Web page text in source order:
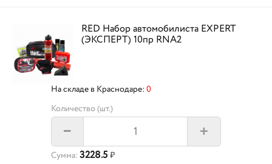
RED Набор автомобилиста EXPERT
(ЭКСПЕРТ) 10пр RNA2
На складе в Краснодаре: 0
Количество (шт.)
– +
Сумма: 3228.5 ₽